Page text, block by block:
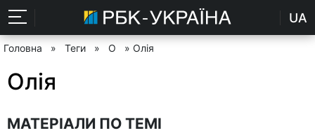
UA
Головна » Теги » О » Олія
Олія
МАТЕРІАЛИ ПО ТЕМІ